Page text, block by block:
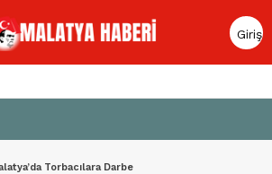
Giriş
Yap
Torbacılara Darbe